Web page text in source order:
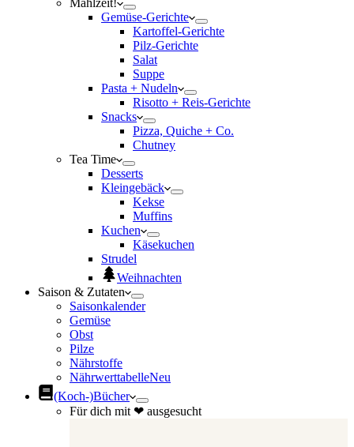
Mahlzeit!
Gemüse-Gerichte
Kartoffel-Gerichte
Pilz-Gerichte
Salat
Suppe
Pasta + Nudeln
Risotto + Reis-Gerichte
Snacks
Pizza, Quiche + Co.
Chutney
Tea Time
Desserts
Kleingebäck
Kekse
Muffins
Kuchen
Käsekuchen
Strudel
Weihnachten
Saison & Zutaten
Saisonkalender
Gemüse
Obst
Pilze
Nährstoffe
NährwerttabelleNeu
(Koch-)Bücher
Für dich mit ❤ ausgesucht